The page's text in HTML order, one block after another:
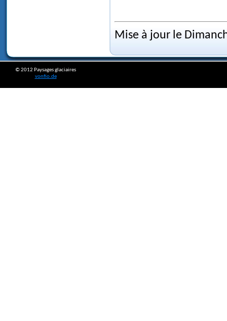
Mise à jour le
© 2012 Paysages glaciaires
vonfio.de